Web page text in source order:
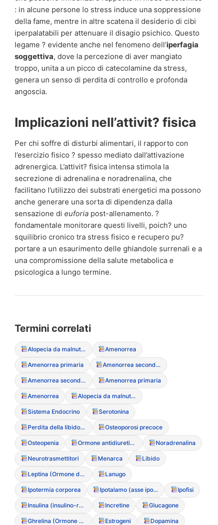
: in alcune persone lo stress induce una soppressione
della fame, mentre in altre scatena il desiderio di cibi
iperpalatabili per attenuare il disagio psichico. Questo
legame ? evidente anche nel fenomeno dell’iperfagia
soggettiva, dove la percezione di aver mangiato
troppo, unita a un picco di catecolamine da stress,
genera un senso di perdita di controllo e profonda
angoscia.
Implicazioni nell’attivit? fisica
Per chi soffre di disturbi alimentari, il rapporto con
l’esercizio fisico ? spesso mediato dall’attivazione
adrenergica. L’attivit? fisica intensa stimola la
secrezione di adrenalina e noradrenalina, che
facilitano l’utilizzo dei substrati energetici ma possono
anche generare una sorta di dipendenza dalla
sensazione di euforia post-allenamento. ?
fondamentale monitorare questi livelli, poich? uno
squilibrio cronico tra stress fisico e recupero pu?
portare a un esaurimento delle ghiandole surrenali e a
una compromissione della salute metabolica e
psicologica a lungo termine.
Termini correlati
Alopecia da malnutrizione Amenorrea
Amenorrea primaria Amenorrea secondaria
Amenorrea secondaria Amenorrea primaria
Amenorrea Alopecia da malnutrizione
Sistema Endocrino Serotonina
Perdita della libido (a causa sei DCA) Osteoporosi precoce
Osteopenia Ormone antidiuretico (ADH) Noradrenalina
Neurotrasmettitori Menarca Libido
Leptina (Ormone della saziet?) Lanugo
Ipotermia corporea Ipotalamo (asse ipotalamo-ipofisi-gonadi) Ipofisi
Insulina (insulino-resistenza) Incretine Glucagone
Ghrelina (Ormone della fame) Estrogeni Dopamina